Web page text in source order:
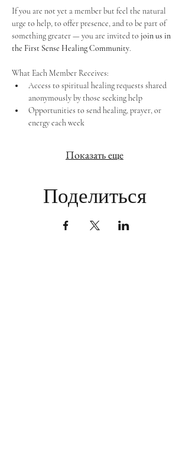
If you are not yet a member but feel the natural
urge to help, to offer presence, and to be part of
something greater — you are invited to join us in
the First Sense Healing Community.
What Each Member Receives:
Access to spiritual healing requests shared
anonymously by those seeking help
Opportunities to send healing, prayer, or
energy each week
Показать еще
Поделиться